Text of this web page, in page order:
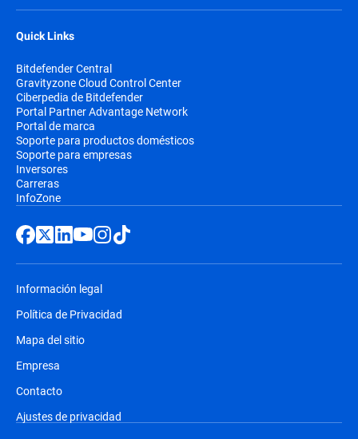
Quick Links
Bitdefender Central
Gravityzone Cloud Control Center
Ciberpedia de Bitdefender
Portal Partner Advantage Network
Portal de marca
Soporte para productos domésticos
Soporte para empresas
Inversores
Carreras
InfoZone
Información legal
Política de Privacidad
Mapa del sitio
Empresa
Contacto
Ajustes de privacidad